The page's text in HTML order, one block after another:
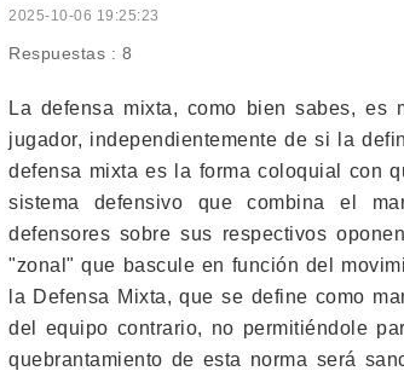
2025-10-06 19:25:23
Respuestas : 8
La defensa mixta, como bien sabes, es
jugador, independientemente de si la
defensa mixta es la forma coloquial con
sistema defensivo que combina el
defensores sobre sus respectivos
"zonal" que bascule en función del
la Defensa Mixta, que se define como
del equipo contrario, no permitiéndole
quebrantamiento de esta norma será